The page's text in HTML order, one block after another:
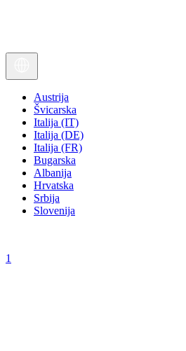
Austrija
Švicarska
Italija (IT)
Italija (DE)
Italija (FR)
Bugarska
Albanija
Hrvatska
Srbija
Slovenija
1